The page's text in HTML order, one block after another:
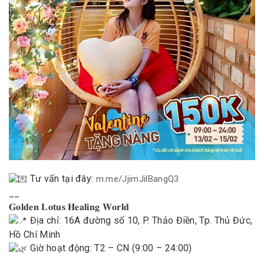
Tư vấn tại đây: m.me/JjimJilBangQ3
𝐆𝐨𝐥𝐝𝐞𝐧 𝐋𝐨𝐭𝐮𝐬 𝐇𝐞𝐚𝐥𝐢𝐧𝐠 𝐖𝐨𝐫𝐥𝐝
Địa chỉ: 16A đường số 10, P. Thảo Điền, Tp. Thủ Đức,
Hồ Chí Minh
Giờ hoạt động: T2 – CN (9:00 – 24:00)